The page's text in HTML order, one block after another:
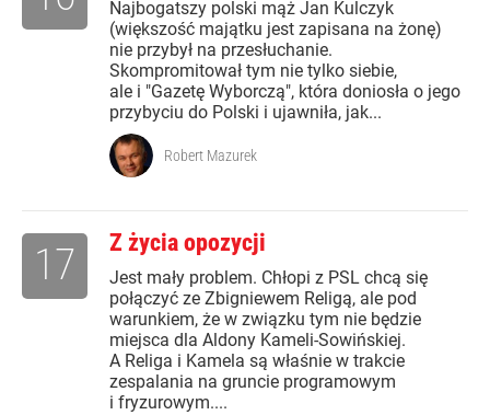
Najbogatszy polski mąż Jan Kulczyk
(większość majątku jest zapisana na żonę)
nie przybył na przesłuchanie.
Skompromitował tym nie tylko siebie,
ale i "Gazetę Wyborczą", która doniosła o jego
przybyciu do Polski i ujawniła, jak...
Robert Mazurek
Z życia opozycji
Jest mały problem. Chłopi z PSL chcą się
połączyć ze Zbigniewem Religą, ale pod
warunkiem, że w związku tym nie będzie
miejsca dla Aldony Kameli-Sowińskiej.
A Religa i Kamela są właśnie w trakcie
zespalania na gruncie programowym
i fryzurowym....
17